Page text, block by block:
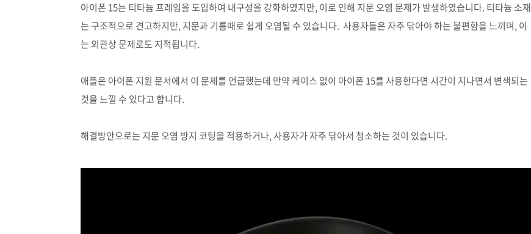
아이폰 15는 티타늄 프레임을 도입하여 내구성을 강화하였지만, 이로 인해 지문 오염 문제가 발생하였습니다. 티타늄 소재
는 구조적으로 견고하지만, 지문과 기름때로 쉽게 오염될 수 있습니다. 사용자들은 자주 닦아야 하는 불편함을 느끼며, 이
는 외관상 문제로도 지적됩니다.
애플은 아이폰 지원 문서에서 이 문제를 언급했는데 만약 케이스 없이 아이폰 15를 사용한다면 시간이 지나면서 변색되는
것을 느낄 수 있다고 합니다.
해결방안으로는 지문 오염 방지 코팅을 적용하거나, 사용자가 자주 닦아서 청소하는 것이 있습니다.